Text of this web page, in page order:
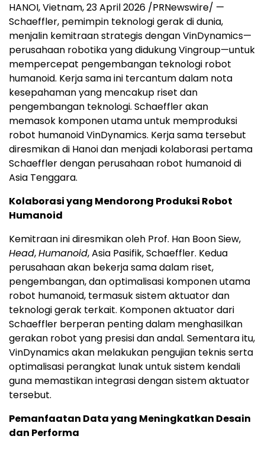
HANOI, Vietnam, 23 April 2026 /PRNewswire/ —
Schaeffler, pemimpin teknologi gerak di dunia,
menjalin kemitraan strategis dengan VinDynamics—
perusahaan robotika yang didukung Vingroup—untuk
mempercepat pengembangan teknologi robot
humanoid. Kerja sama ini tercantum dalam nota
kesepahaman yang mencakup riset dan
pengembangan teknologi. Schaeffler akan
memasok komponen utama untuk memproduksi
robot humanoid VinDynamics. Kerja sama tersebut
diresmikan di Hanoi dan menjadi kolaborasi pertama
Schaeffler dengan perusahaan robot humanoid di
Asia Tenggara.
Kolaborasi yang Mendorong Produksi Robot
Humanoid
Kemitraan ini diresmikan oleh Prof. Han Boon Siew,
Head,Humanoid, Asia Pasifik, Schaeffler. Kedua
perusahaan akan bekerja sama dalam riset,
pengembangan, dan optimalisasi komponen utama
robot humanoid, termasuk sistem aktuator dan
teknologi gerak terkait. Komponen aktuator dari
Schaeffler berperan penting dalam menghasilkan
gerakan robot yang presisi dan andal. Sementara itu,
VinDynamics akan melakukan pengujian teknis serta
optimalisasi perangkat lunak untuk sistem kendali
guna memastikan integrasi dengan sistem aktuator
tersebut.
Pemanfaatan Data yang Meningkatkan Desain
dan Performa